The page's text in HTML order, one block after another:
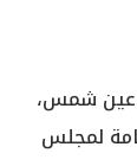
عين شمس،
لمجلس